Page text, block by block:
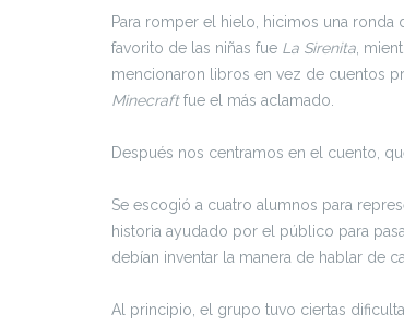
Para romper el hielo, hicimos una
favorito de las niñas fue La Sirenita ,
mencionaron libros en vez de cuentos
Minecraftfue el más aclamado.
Después nos centramos en el cuento,
Se escogió a cuatro alumnos para
historia ayudado por el público para
debían inventar la manera de hablar de
Al principio, el grupo tuvo ciertas